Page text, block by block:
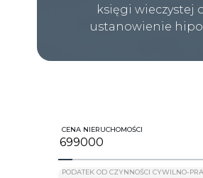
księgi wieczystej
ustanowienie
CENA NIERUCHOMOŚCI
PODATEK OD CZYNNOŚCI CYWILNO-